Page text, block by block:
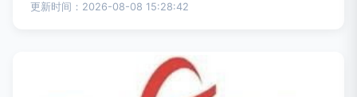
更新时间：2026-08-08 15:28:42